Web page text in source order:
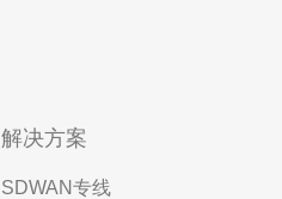
解决方案
SDWAN专线